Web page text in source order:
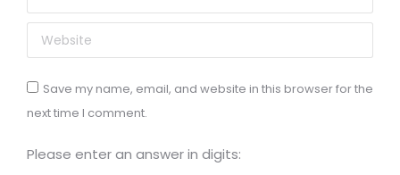
Website
Save my name, email, and website in this browser for the
next time I comment.
Please enter an answer in digits: